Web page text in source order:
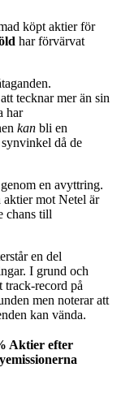
köpt aktier för
har förvärvat
tecknar mer än sin
har
kan bli en
då de
en avyttring.
aktier mot Netel är
chans till
en del
I grund och
track-record på
men noterar att
kan vända.
Aktier efter